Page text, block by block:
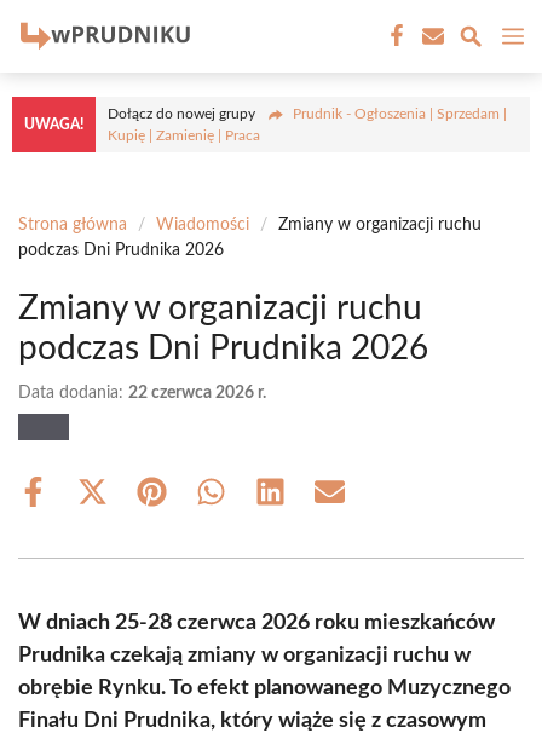
treści
UWAGA!
Dołącz do nowej grupy
Prudnik - Ogłoszenia | Sprzedam |
Kupię | Zamienię | Praca
Strona główna / Wiadomości /
Zmiany w organizacji ruchu
podczas Dni Prudnika 2026
Zmiany w organizacji ruchu
podczas Dni Prudnika 2026
Data dodania: 22 czerwca 2026 r.
Share
Share
(Twitter)
Share Share Share Share
W dniach 25-28 czerwca 2026 roku mieszkańców
Prudnika czekają zmiany w organizacji ruchu w
obrębie Rynku. To efekt planowanego Muzycznego
Finału Dni Prudnika, który wiąże się z czasowym